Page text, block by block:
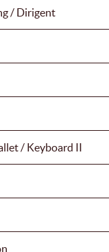
/ Dirigent
/ Keyboard II